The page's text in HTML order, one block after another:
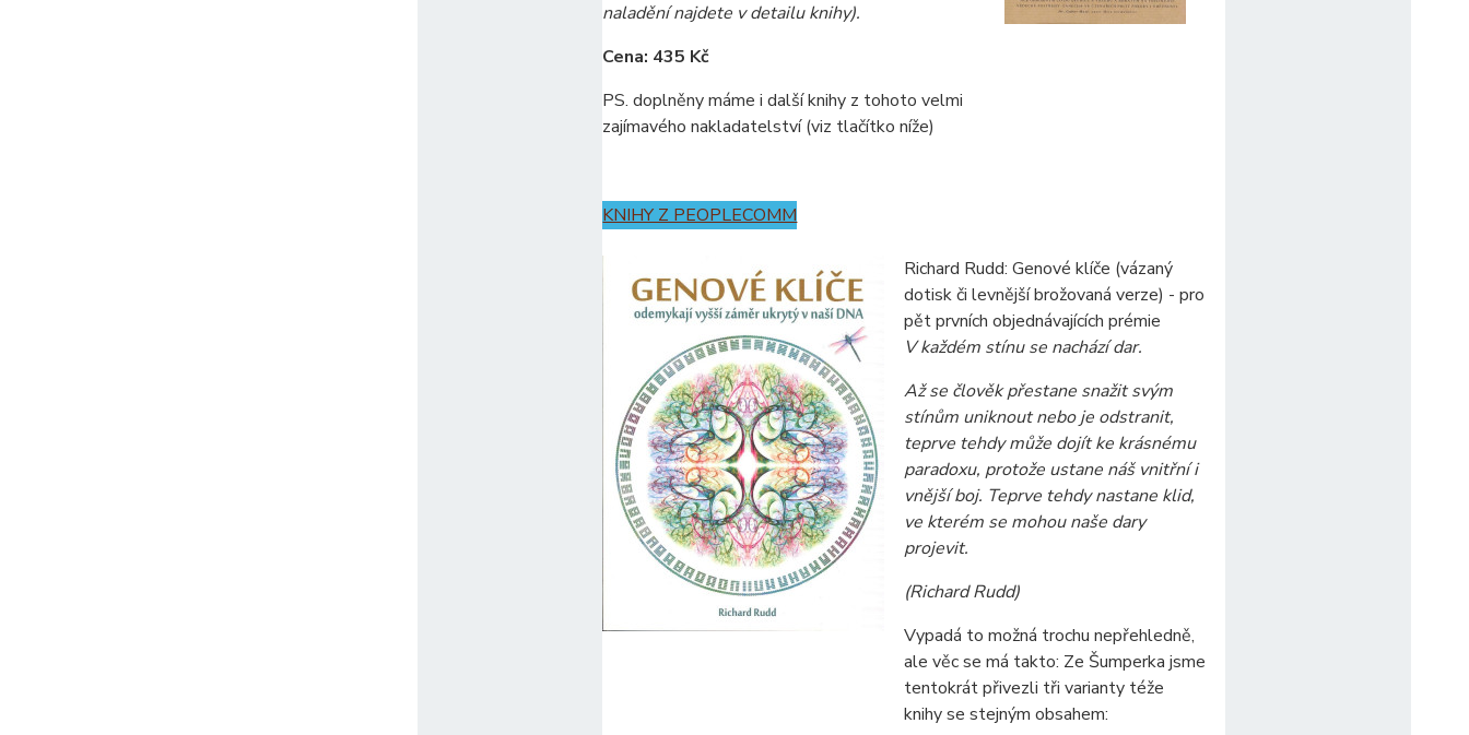
naladění najdete v detailu knihy).
Cena: 435 Kč
PS. doplněny máme i další knihy z tohoto velmi
zajímavého nakladatelství (viz tlačítko níže)
KNIHY Z PEOPLECOMM
Richard Rudd: Genové klíče (vázaný
dotisk či levnější brožovaná verze) - pro
pět prvních objednávajících prémie
V každém stínu se nachází dar.
Až se člověk přestane snažit svým
stínům uniknout nebo je odstranit,
teprve tehdy může dojít ke krásnému
paradoxu, protože ustane náš vnitřní i
vnější boj. Teprve tehdy nastane klid,
ve kterém se mohou naše dary
projevit.
(Richard Rudd)
Vypadá to možná trochu nepřehledně,
ale věc se má takto: Ze Šumperka jsme
tentokrát přivezli tři varianty téže
knihy se stejným obsahem: